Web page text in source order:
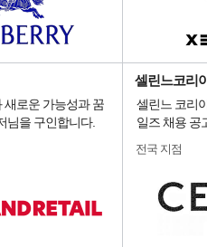
새로운 가능성과 꿈
님을 구인합니다.
셀린느코리
셀린느 코리
일즈 채용 공
전국 지점